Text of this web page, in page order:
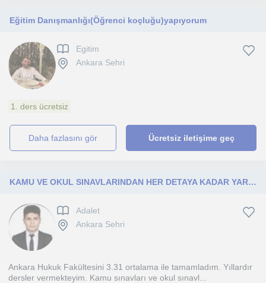
Eğitim Danışmanlığı(Öğrenci koçluğu)yapıyorum
Egitim
Ankara Sehri
1. ders ücretsiz
daha fazlasını gör Ücretsiz iletişime geç
KAMU VE OKUL SINAVLARINDAN HER DETAYA KADAR YARDIM
Adalet
Ankara Sehri
Ankara Hukuk Fakültesini 3.31 ortalama ile tamamladım. Yıllardır
dersler vermekteyim. Kamu sınavları ve okul sınavl...